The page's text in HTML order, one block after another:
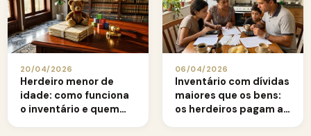
20/04/2026
Herdeiro menor de
idade: como funciona
o inventário e quem
06/04/2026
Inventário com dívidas
maiores que os bens:
os herdeiros pagam a